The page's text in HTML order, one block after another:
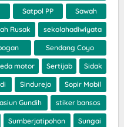
Satpol PP Sawah
Rusak sekolahadiwiyata
Sendang Coyo
motor Sertijab Sidak
Sindurejo Sopir Mobil
Gundih stiker bansos
Sumberjatipohon Sungai